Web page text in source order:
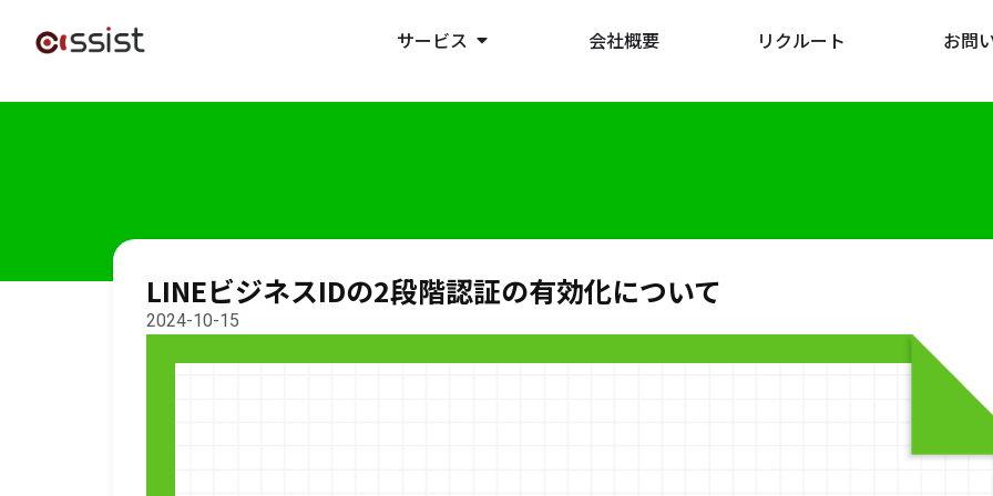
サービス 会社概要 リクルート お問
LINEビジネスIDの2段階認証の有効化について
2024-10-15